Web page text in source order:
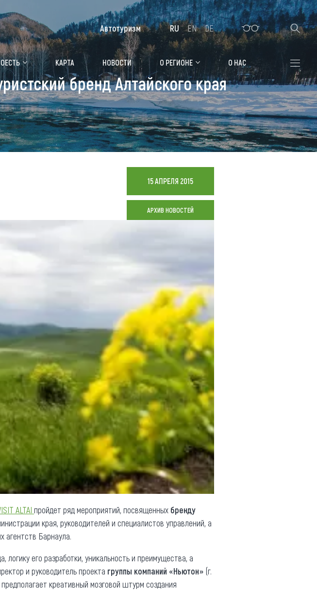
Медицинский форум Алтайская зимовка
Чем заняться
Календарь событий
Аудиогид
Мой маршрут
Где остановиться
Санатории
Гостиницы, отели
Коттеджи, базы
Сельские усадьбы
Мотели, придорожные отели
Общая информация
Видеогалерея
Фотогалерея
КАРТА НОВОСТИ О РЕГИОНЕ О НАС
Автотуризм RU EN DE
бренд Алтайского края
15 АПРЕЛЯ 2015
АРХИВ НОВОСТЕЙ
ALTAI пройдет ряд мероприятий, посвященных бренду
края, руководителей и специалистов управлений, а
агентств Барнаула.
его разработки, уникальность и преимущества, а
и руководитель проекта группы компаний «Ньютон» (г.
креативный мозговой штурм создания